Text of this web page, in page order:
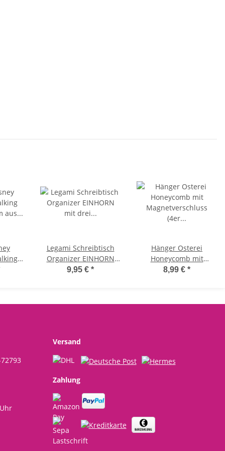
aus
Legami Schreibtisch
Organizer EINHORN
mit drei Schubladen -
9,95 € *
Hänger Osterei
Honeycomb mit
Magnetverschluss (4er
8,99 € *
Versand
Zahlung